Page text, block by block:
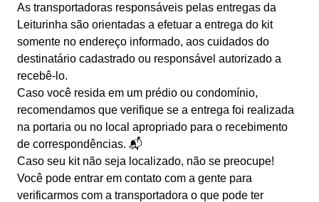
As transportadoras responsáveis pelas entregas da
Leiturinha são orientadas a efetuar a entrega do kit
somente no endereço informado, aos cuidados do
destinatário cadastrado ou responsável autorizado a
recebê-lo.
Caso você resida em um prédio ou condomínio,
recomendamos que verifique se a entrega foi realizada
na portaria ou no local apropriado para o recebimento
de correspondências. 📬
Caso seu kit não seja localizado, não se preocupe!
Você pode entrar em contato com a gente para
verificarmos com a transportadora o que pode ter